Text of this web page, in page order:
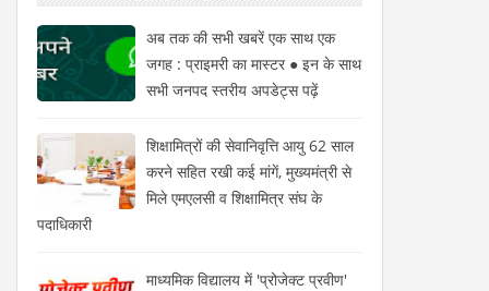
अब तक की सभी खबरें एक साथ एक
जगह : प्राइमरी का मास्टर ● इन के साथ
सभी जनपद स्तरीय अपडेट्स पढ़ें
शिक्षामित्रों की सेवानिवृत्ति आयु 62 साल
करने सहित रखी कई मांगें, मुख्यमंत्री से
मिले एमएलसी व शिक्षामित्र संघ के
पदाधिकारी
माध्यमिक विद्यालय में 'प्रोजेक्ट प्रवीण'